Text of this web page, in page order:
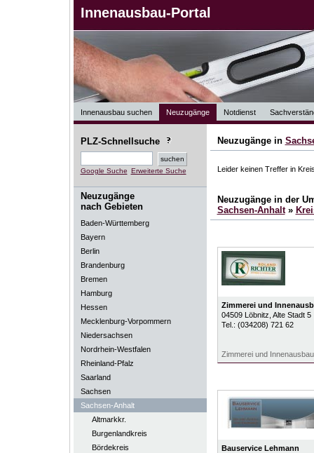
Innenausbau-Portal
Innenausbau suchen Neuzugänge Notdienst
PLZ-Schnellsuche
Google Suche Erweiterte Suche
Neuzugänge
nach Gebieten
Baden-Württemberg
Bayern
Berlin
Brandenburg
Bremen
Hamburg
Hessen
Mecklenburg-Vorpommern
Niedersachsen
Nordrhein-Westfalen
Rheinland-Pfalz
Saarland
Sachsen
Sachsen-Anhalt
Altmarkkr.
Burgenlandkreis
Bördekreis
Neuzugänge in
Leider keinen Treffer in
Neuzugänge in der
Sachsen-Anhalt»
Zimmerei und
04509 Löbnitz , Alte Stadt 5
Tel.: (034208) 721 62
Zimmerei und Innenausbau
Bauservice Lehmann